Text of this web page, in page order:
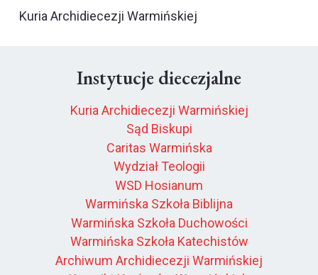
Kuria Archidiecezji Warmińskiej
Instytucje diecezjalne
Kuria Archidiecezji Warmińskiej
Sąd Biskupi
Caritas Warmińska
Wydział Teologii
WSD Hosianum
Warmińska Szkoła Biblijna
Warmińska Szkoła Duchowości
Warmińska Szkoła Katechistów
Archiwum Archidiecezji Warmińskiej